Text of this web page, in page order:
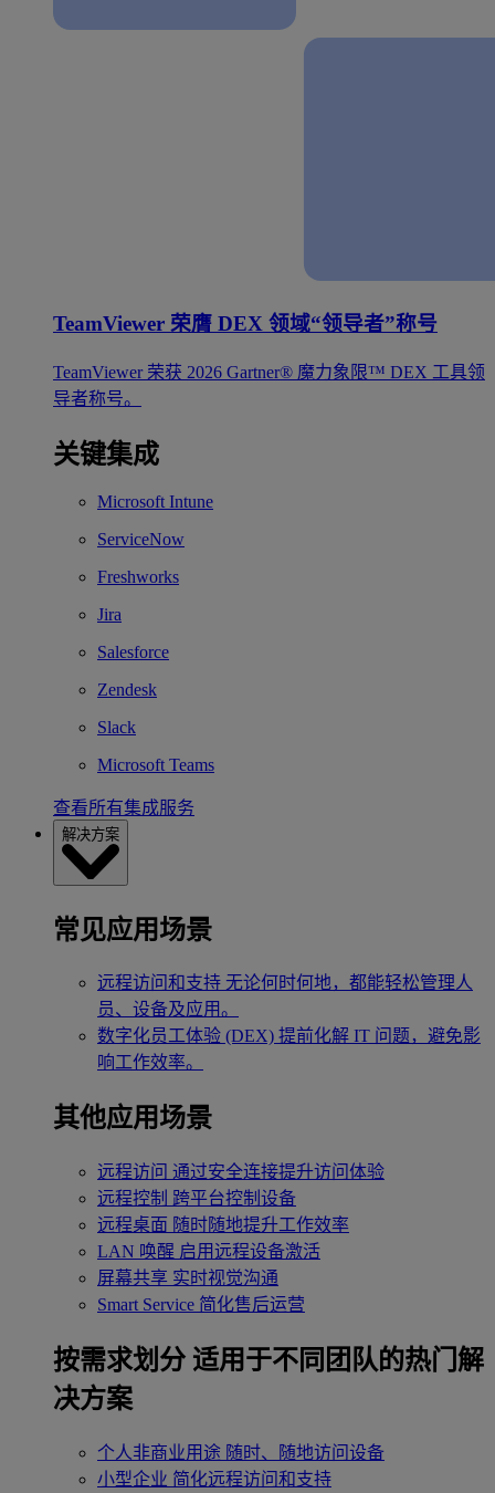
TeamViewer 荣膺 DEX 领域“领导者”称号
TeamViewer 荣获 2026 Gartner® 魔力象限™ DEX 工具领
导者称号。
关键集成
Microsoft Intune
ServiceNow
Freshworks
Jira
Salesforce
Zendesk
Slack
Microsoft Teams
查看所有集成服务
解决方案
常见应用场景
远程访问和支持 无论何时何地，都能轻松管理人
员、设备及应用。
数字化员工体验 (DEX) 提前化解 IT 问题，避免影
响工作效率。
其他应用场景
远程访问 通过安全连接提升访问体验
远程控制 跨平台控制设备
远程桌面 随时随地提升工作效率
LAN 唤醒 启用远程设备激活
屏幕共享 实时视觉沟通
Smart Service 简化售后运营
按需求划分 适用于不同团队的热门解
决方案
个人非商业用途 随时、随地访问设备
小型企业 简化远程访问和支持